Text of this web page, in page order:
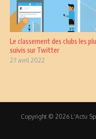
Le classement des clubs les
suivis sur Twitter
27 avril 2022
Copyright © 2026 L'Actu